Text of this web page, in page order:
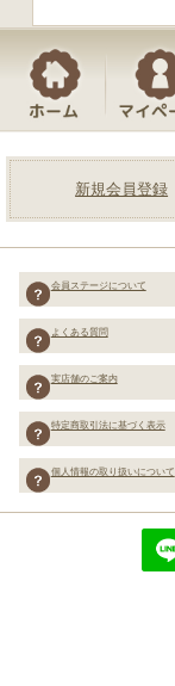
新規会員登録
会員ステージについて
よくある質問
実店舗のご案内
特定商取引法に基づく表示
個人情報の取り扱いについて